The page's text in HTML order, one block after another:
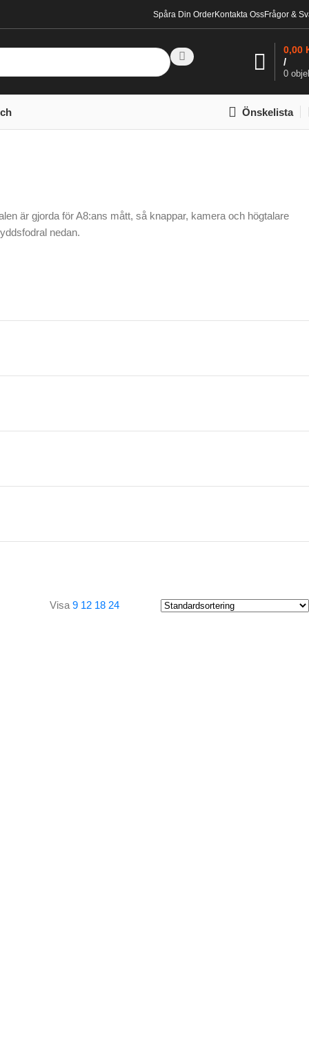
Spåra Din OrderKontakta OssFrågor &
0
/
0,00
Önskelista
är gjorda för A8:ans mått, så knappar, kamera och högtalare
nedan.
Visa 9 12 18 24